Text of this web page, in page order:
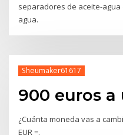
separadores de aceite-
agua.
Sheumaker61617
900 euros a
¿Cuánta moneda vas a
EUR =.